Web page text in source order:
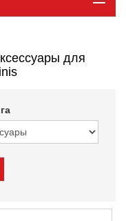
для